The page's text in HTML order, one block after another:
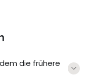
die frühere